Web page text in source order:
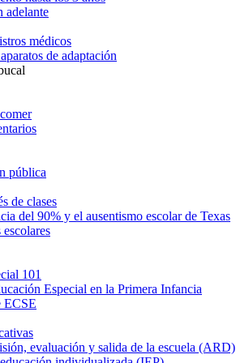
adelante
médicos
de adaptación
pública
de clases
del 90% y el ausentismo escolar de Texas
101
Especial en la Primera Infancia
ECSE
evaluación y salida de la escuela (ARD)